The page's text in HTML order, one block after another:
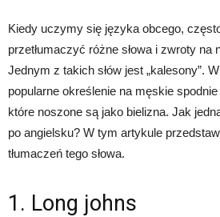
Kiedy uczymy się języka obcego,
przetłumaczyć różne słowa i zwroty na
Jednym z takich słów jest „kalesony”.
popularne określenie na męskie
które noszone są jako bielizna. Jak
po angielsku? W tym artykule
tłumaczeń tego słowa.
1. Long johns